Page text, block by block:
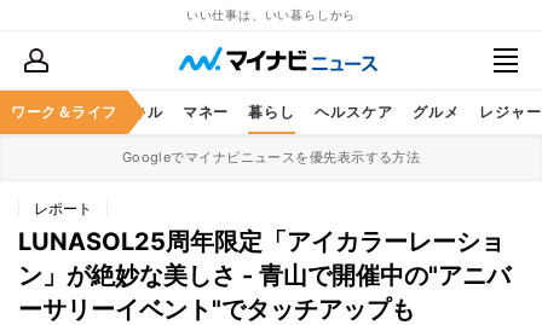
いい仕事は、いい暮らしから
ワーク＆ライフ
ア ビジネススキル マネー 暮らし ヘルスケア グルメ レジャー
Googleでマイナビニュースを優先表示する方法
レポート
LUNASOL25周年限定「アイカラーレーショ
ン」が絶妙な美しさ - 青山で開催中の"アニバ
ーサリーイベント"でタッチアップも